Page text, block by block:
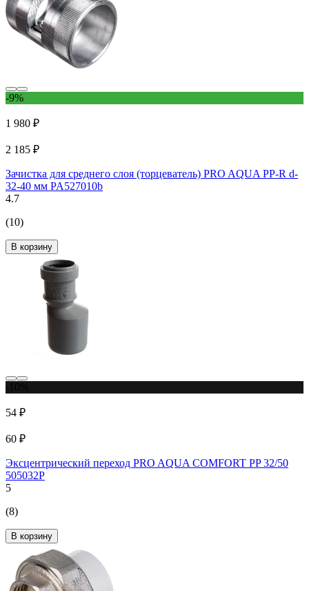
-9%
1 980 ₽
2 185 ₽
Зачистка для среднего слоя (торцеватель) PRO AQUA PP-R d-
32-40 мм PA527010b
4.7
(10)
В корзину
54 ₽
60 ₽
Эксцентрический переход PRO AQUA COMFORT PP 32/50
505032P
5
(8)
В корзину